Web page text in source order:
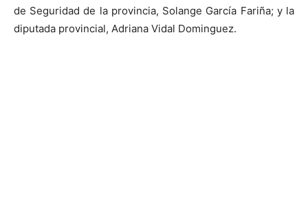
de Seguridad de la provincia, Solange García Fariña; y la
diputada provincial, Adriana Vidal Dominguez.